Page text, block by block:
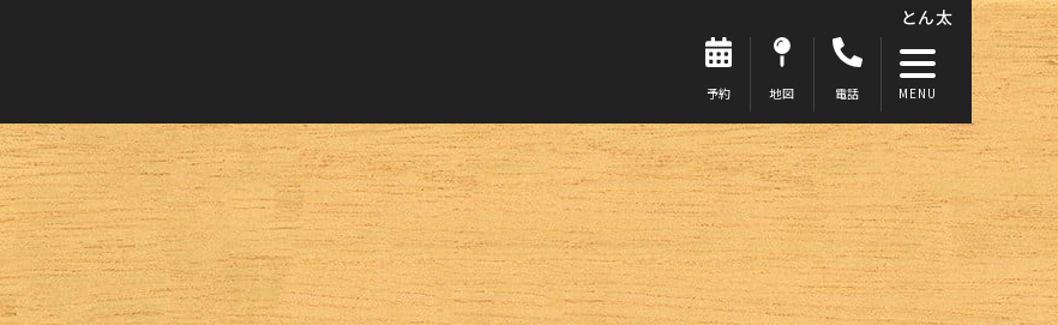
とん太
予約 地図 電話